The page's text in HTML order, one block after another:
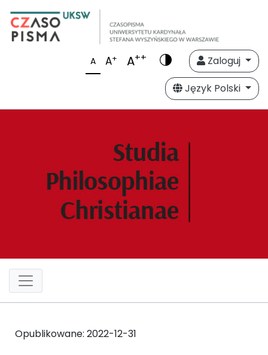
A A+ A++
Zaloguj
Język Polski
Opublikowane: 2022-12-31